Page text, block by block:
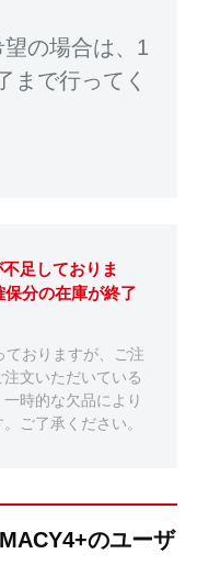
の場合は、1
まで行ってく
足しておりま
分の在庫が終了
おりますが、ご注
文いただいている
時的な欠品により
ご了承ください。
のユーザ